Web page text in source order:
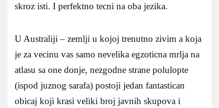
skroz isti. I perfektno tecni na oba jezika.
U Australiji – zemlji u kojoj trenutno zivim a koja
je za vecinu vas samo nevelika egzoticna mrlja na
atlasu sa one donje, nezgodne strane polulopte
(ispod juznog sarafa) postoji jedan fantastican
obicaj koji krasi veliki broj javnih skupova i